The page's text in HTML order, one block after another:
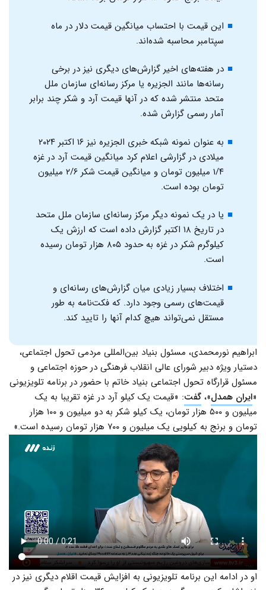
این قیمت با احتساب میانگین قیمت دلار در ماه
سپتامبر محاسبه شده‌اند.
در هفته‌های اخیر گزارش‌های دیگری نیز در برخی
رسانه‌ها مانند الجزیره یا مرکز رسانه‌ای سازمان ملل
متحد منتشر شده که در آنها قیمت آرد و شکر چند برابر
آمار رسمی گزارش شده.
به عنوان نمونه شبکه خبری الجزیره نیز ۱۶ اکتبر ۲۰۲۴
میلادی در گزارشی اعلام کرد میانگین قیمت آرد در غزه
۱/۴ میلیون تومان و میانگین قیمت شکر ۲/۶ میلیون
تومان بوده است.
یا در یک نمونه دیگر مرکز رسانه‌ای سازمان ملل متحد
در تاریخ ۱۸ اکتبر گزارش داده است که ارزش یک
کیلوگرم شکر در غزه به حدود ۸۰۵ هزار تومان رسیده
است.
اختلاف بسیار زیادی میان گزارش‌های رسانه‌ای و
قیمت‌های رسمی وجود دارد. که فکت‌نامه به طور
مستقل نمی‌تواند هیچ کدام آنها را تایید کند.
ابراهیم نورمحمدی، مسئول بنیاد بین‌المللی مردمی تحول اجتماعی،
دستیار ویژه دبیر شورای عالی انقلاب فرهنگی در حوزه اجتماعی و
مسئول قرارگاه تحول اجتماعی بنیاد خاتم با حضور در برنامه تلویزیونی
«ایران همدل»، گفت: «قیمت یک کیلو آرد در غزه تقریبا به یک
میلیون و ۵۰۰ هزار تومان، یک کیلو شکر به دو میلیون و ۱۰۰ هزار
تومان و برنج به کیلویی یک میلیون و ۷۰۰ هزار تومان رسیده است.»
او در ادامه این برنامه تلویزیونی به افزایش قیمت‌ اقلام دیگری نیز در